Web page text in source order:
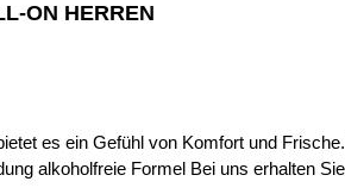
ON HERREN
und Frische. beseitigt unangenehmen Geruch, der durch